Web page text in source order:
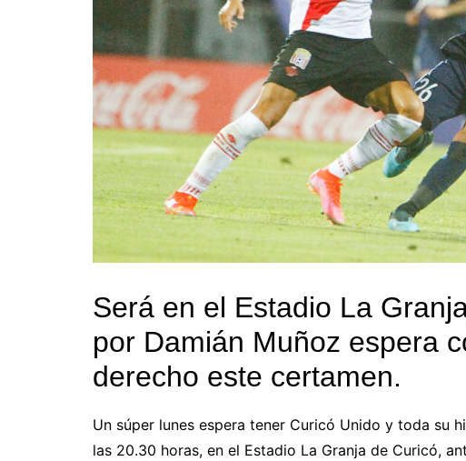
Será en el Estadio La
por Damián Muñoz espera
derecho este certamen.
Un súper lunes espera tener Curicó Unido y toda su
las 20.30 horas, en el Estadio La Granja de Curicó,